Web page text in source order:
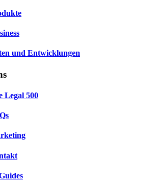
und Entwicklungen
Legal 500